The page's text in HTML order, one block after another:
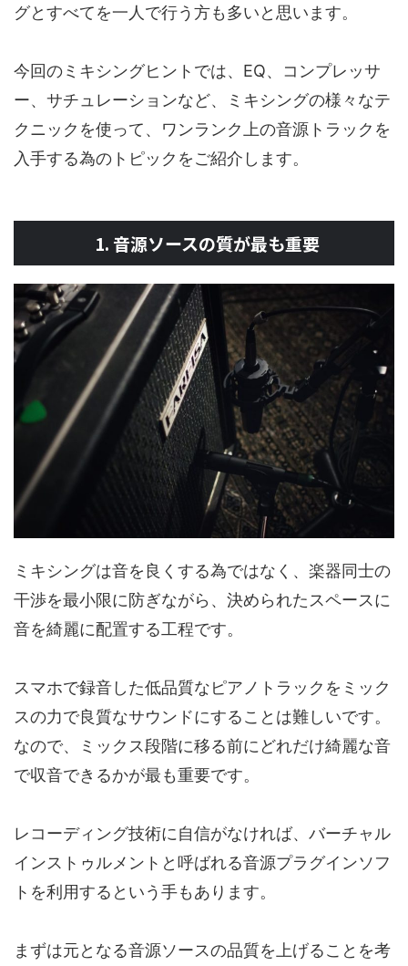
グとすべてを一人で行う方も多いと思います。
今回のミキシングヒントでは、EQ、コンプレッサ
ー、サチュレーションなど、ミキシングの様々なテ
クニックを使って、ワンランク上の音源トラックを
入手する為のトピックをご紹介します。
1. 音源ソースの質が最も重要
ミキシングは音を良くする為ではなく、楽器同士の
干渉を最小限に防ぎながら、決められたスペースに
音を綺麗に配置する工程です。
スマホで録音した低品質なピアノトラックをミック
スの力で良質なサウンドにすることは難しいです。
なので、ミックス段階に移る前にどれだけ綺麗な音
で収音できるかが最も重要です。
レコーディング技術に自信がなければ、バーチャル
インストゥルメントと呼ばれる音源プラグインソフ
トを利用するという手もあります。
まずは元となる音源ソースの品質を上げることを考